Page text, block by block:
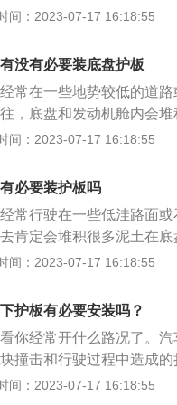
机舱内，不仅增高汽车
的相关介绍：发动机护
计首先是防止泥土包裹发
由于凹凸不平的路面对
到延长发动机使用寿命
锚。
间：2023-07-17 16:18:55
没有必要装底盘护板
常在一些地势较低的道
，底盘和发动机舱内会
反，如果平时只在城市
果机箱刮擦后能快速通
很大影响。再装一个护板
：1.阻挡灰尘和砾石。
车辆几乎都是越野车，
发动机和底盘。2.保护发
一定程度上起到保护作
追尾或车祸，发动机不
撞上驾驶舱，对驾驶员的
阻必然会增加，也会影
间：2023-07-17 16:18:55
必要装护板吗
常行驶在一些低洼路面
肯定会堆积很多泥土在
也是有一定影响的。但
劳无功罢了，而且还存在
砾石。2、保护发动机油
不平路面行驶时，底盘
上起到保护作用。安装保
发动机可能会直接撞上
间：2023-07-17 16:18:55
护板有必要安装吗？
你经常开什么路况了。
撞击和行驶过程中造成
导致发动机散热不佳。
间：2023-07-17 16:18:55